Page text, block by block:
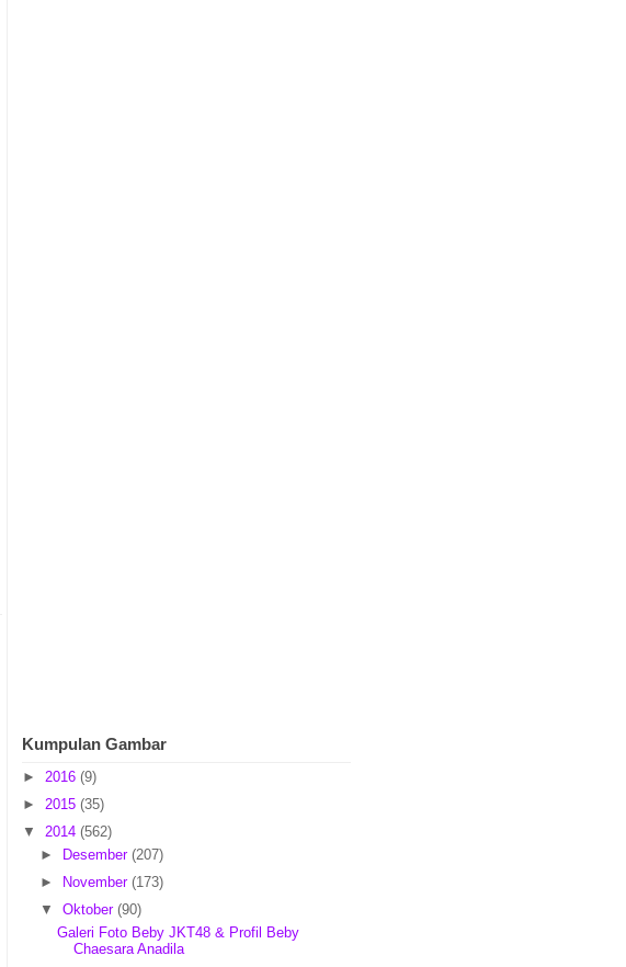
Kumpulan Gambar
► 2016 (9)
► 2015 (35)
▼ 2014 (562)
►
Desember (207)
►
November (173)
▼ Oktober (90)
Galeri Foto Beby JKT48 & Profil Beby
Chaesara Anadila